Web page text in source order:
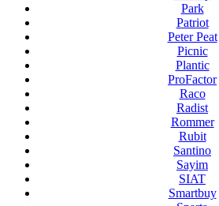
Park
Patriot
Peter Peat
Picnic
Plantic
ProFactor
Raco
Radist
Rommer
Rubit
Santino
Sayim
SIAT
Smartbuy